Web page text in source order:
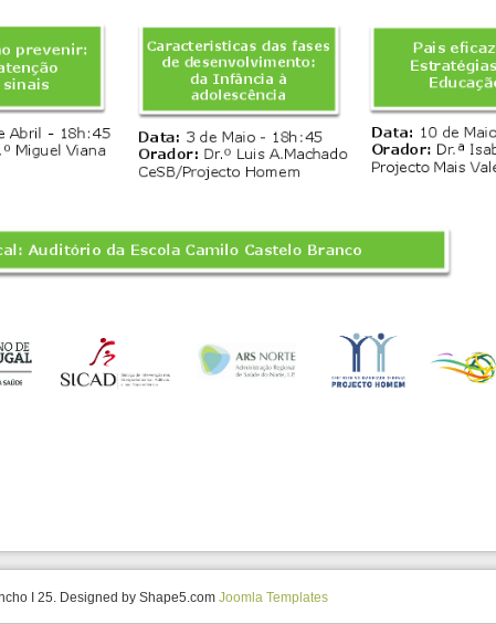
I 25. Designed by Shape5.com Joomla Templates